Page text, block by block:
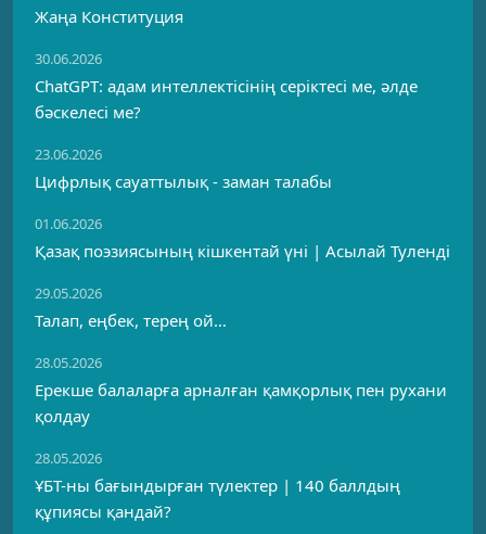
Жаңа Конституция
30.06.2026
ChatGPT: адам интеллектісінің серіктесі ме, әлде
бәскелесі ме?
23.06.2026
Цифрлық сауаттылық - заман талабы
01.06.2026
Қазақ поэзиясының кішкентай үні | Асылай Туленді
29.05.2026
Талап, еңбек, терең ой…
28.05.2026
Ерекше балаларға арналған қамқорлық пен рухани
қолдау
28.05.2026
ҰБТ-ны бағындырған түлектер | 140 баллдың
құпиясы қандай?